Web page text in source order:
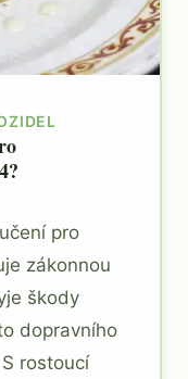
pro
zákonnou
škody
dopravního
rostoucí